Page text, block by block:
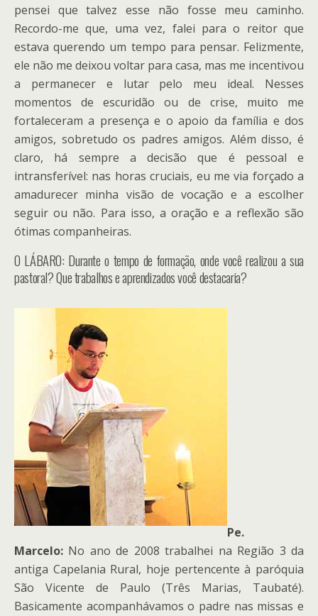
pensei que talvez esse não fosse meu caminho.
Recordo-me que, uma vez, falei para o reitor que
estava querendo um tempo para pensar. Felizmente,
ele não me deixou voltar para casa, mas me incentivou
a permanecer e lutar pelo meu ideal. Nesses
momentos de escuridão ou de crise, muito me
fortaleceram a presença e o apoio da família e dos
amigos, sobretudo os padres amigos. Além disso, é
claro, há sempre a decisão que é pessoal e
intransferível: nas horas cruciais, eu me via forçado a
amadurecer minha visão de vocação e a escolher
seguir ou não. Para isso, a oração e a reflexão são
ótimas companheiras.
O LÁBARO: Durante o tempo de formação, onde você realizou a sua
pastoral? Que trabalhos e aprendizados você destacaria?
Pe.
Marcelo: No ano de 2008 trabalhei na Região 3 da
antiga Capelania Rural, hoje pertencente à paróquia
São Vicente de Paulo (Três Marias, Taubaté).
Basicamente acompanhávamos o padre nas missas e